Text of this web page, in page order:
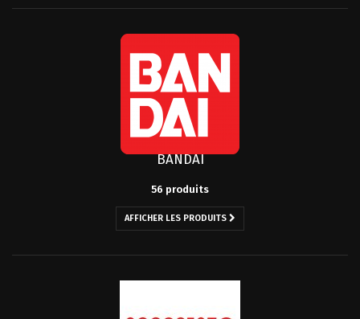
BANDAI
56 produits
AFFICHER LES PRODUITS